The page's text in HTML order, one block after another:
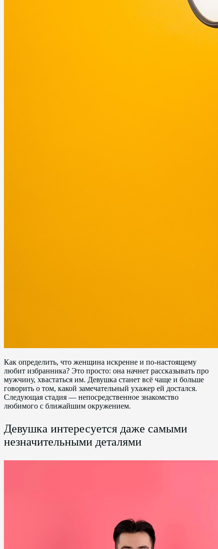
Как определить, что женщина искренне и по-настоящему
любит избранника? Это просто: она начнет рассказывать про
мужчину, хвастаться им. Девушка станет всё чаще и больше
говорить о том, какой замечательный ухажер ей достался.
Следующая стадия — непосредственное знакомство
любимого с ближайшим окружением.
Девушка интересуется даже самыми
незначительными деталями